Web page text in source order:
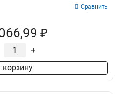
Сравнить
₽
+
корзину